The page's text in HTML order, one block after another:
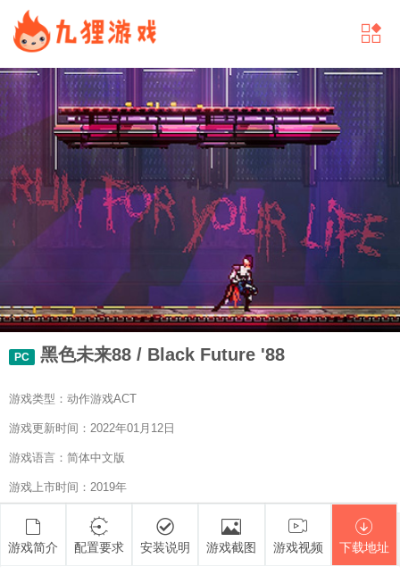
PC 黑色未来88 / Black Future '88
游戏类型：动作游戏ACT
游戏更新时间：2022年01月12日
游戏语言：简体中文版
游戏上市时间：2019年
游戏简介 配置要求 安装说明 游戏截图 游戏视频 下载地址